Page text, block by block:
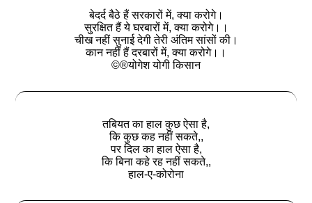
बेदर्द बैठे हैं सरकारों में, क्या करोगे।
सुरक्षित हैं ये घरबारों में, क्या करोगे।।
चीख नहीं सुनाई देगी तेरी अंतिम सांसों की।
कान नहीं हैं दरबारों में, क्या करोगे।।
©®योगेश योगी किसान
तबियत का हाल कुछ ऐसा है,
कि कुछ कह नहीं सकते,,
पर दिल का हाल ऐसा है,
कि बिना कहे रह नहीं सकते,,
हाल-ए-कोरोना